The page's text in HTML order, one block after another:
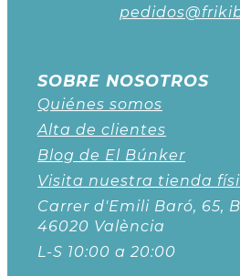
SOBRE NOSOTROS
Quiénes somos
Alta de clientes
Blog de El Búnker
Visita nuestra tienda
Carrer d'Emili Baró, 65,
46020 València
L-S 10:00 a 20:00